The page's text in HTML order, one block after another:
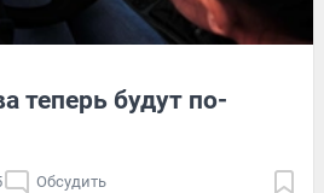
теперь будут по-
Обсудить